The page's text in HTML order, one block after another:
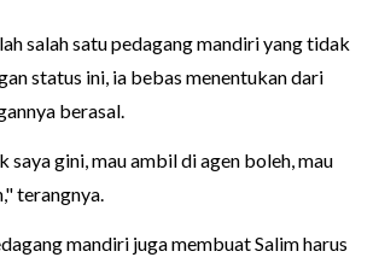
salah satu pedagang mandiri yang tidak
status ini, ia bebas menentukan dari
berasal.
saya gini, mau ambil di agen boleh, mau
terangnya.
mandiri juga membuat Salim harus